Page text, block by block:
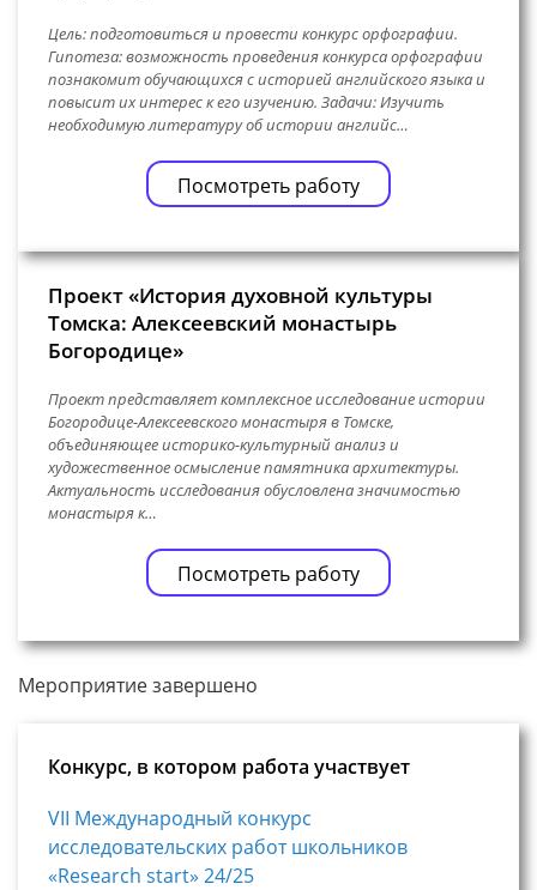
Цель: подготовиться и провести конкурс орфографии.
Гипотеза: возможность проведения конкурса орфографии
познакомит обучающихся с историей английского языка и
повысит их интерес к его изучению. Задачи: Изучить
необходимую литературу об истории английс…
Посмотреть работу
Проект «История духовной культуры
Томска: Алексеевский монастырь
Богородице»
Проект представляет комплексное исследование истории
Богородице-Алексеевского монастыря в Томске,
объединяющее историко-культурный анализ и
художественное осмысление памятника архитектуры.
Актуальность исследования обусловлена значимостью
монастыря к…
Посмотреть работу
Мероприятие завершено
Конкурс, в котором работа участвует
VII Международный конкурс
исследовательских работ школьников
«Research start» 24/25